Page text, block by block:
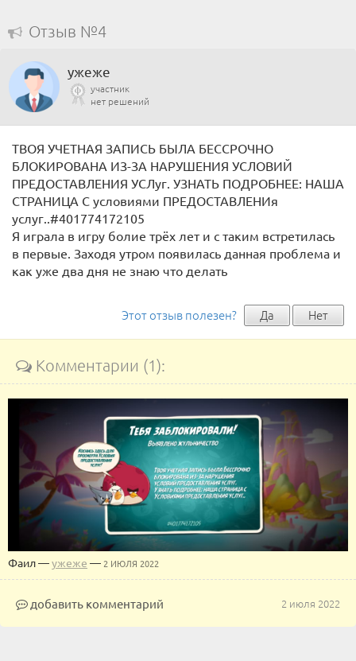
Отзыв №4
ужеже
участник
нет решений
ТВОЯ УЧЕТНАЯ ЗАПИСЬ БЫЛА БЕССРОЧНО
БЛОКИРОВАНА ИЗ-ЗА НАРУШЕНИЯ УСЛОВИЙ
ПРЕДОСТАВЛЕНИЯ УСЛуг. УЗНАТЬ ПОДРОБНЕЕ: НАША
СТРАНИЦА С условиями ПРЕДОСТАВЛЕНИя
услуг..#401774172105
Я играла в игру болие трёх лет и с таким встретилась
в первые. Заходя утром появилась данная проблема и
как уже два дня не знаю что делать
Этот отзыв полезен? Да Нет
Комментарии (1):
Фаил—ужеже —2 ИЮЛЯ 2022
2 июля 2022
добавить комментарий